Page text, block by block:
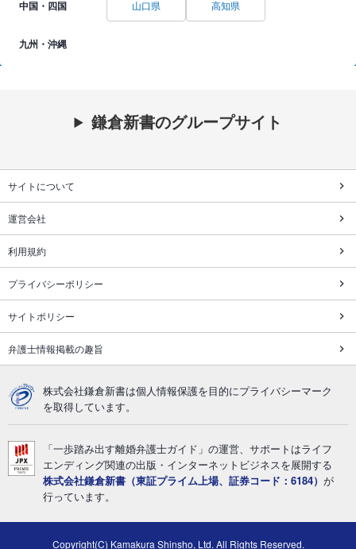
中国・四国 山口県 高知県
九州・沖縄
鎌倉新書のグループサイト
サイトについて
運営会社
利用規約
プライバシーポリシー
サイトポリシー
弁護士情報掲載の趣旨
株式会社鎌倉新書は個人情報保護を目的にプライバシーマーク
を取得しています。
「一歩踏み出す離婚弁護士ガイド」の運営、サポートはライフ
エンディング関連の出版・インターネットビジネスを展開する
株式会社鎌倉新書（東証プライム上場、証券コード：6184） が
行っています。
Copyright(C) Kamakura Shinsho, Ltd. All Rights Reserved.